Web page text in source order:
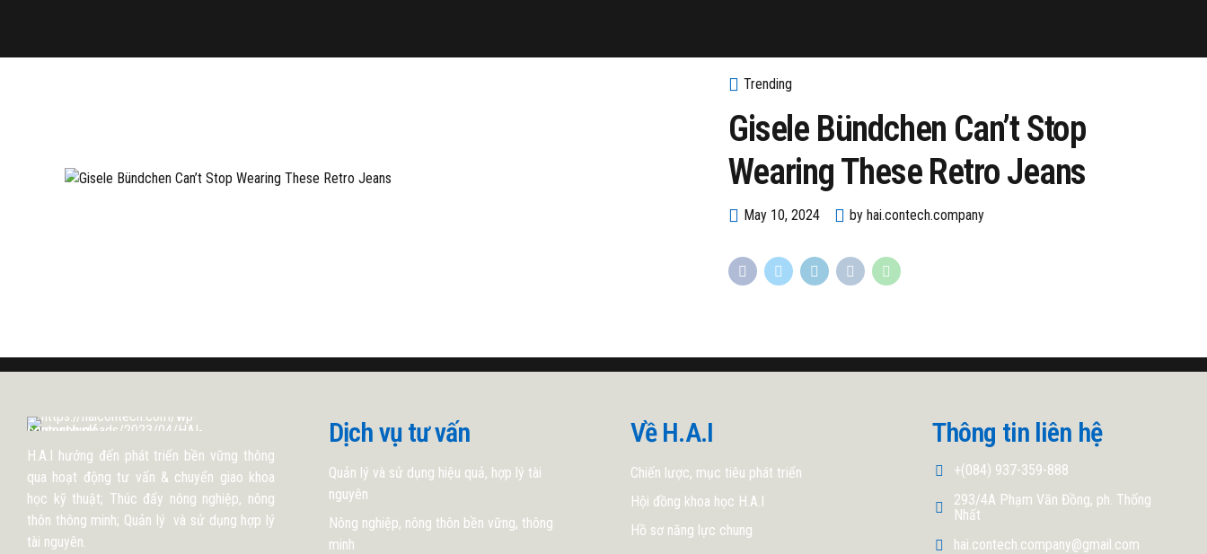
Trending
Gisele Bündchen Can’t Stop
Wearing These Retro Jeans
May 10, 2024 by hai.contech.company
H.A.I hướng đến phát triển bền vững thông
qua hoạt động tư vấn & chuyển giao khoa
học kỹ thuật; Thúc đẩy nông nghiệp, nông
thôn thông minh; Quản lý và sử dụng hợp lý
tài nguyên.
Dịch vụ tư vấn
Quản lý và sử dụng hiệu quả, hợp lý tài
nguyên
Nông nghiệp, nông thôn bền vững, thông
minh
Về H.A.I
Chiến lược, mục tiêu phát triển
Hội đồng khoa học H.A.I
Hồ sơ năng lực chung
Thông tin liên hệ
+(084) 937-359-888
293/4A Phạm Văn Đồng, ph. Thống
Nhất
hai.contech.company@gmail.com